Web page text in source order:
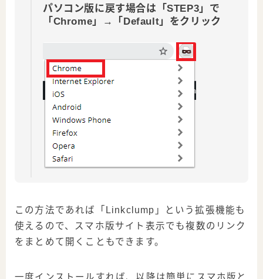
パソコン版に戻す場合は「STEP3」で
「Chrome」→「Default」をクリック
この方法であれば「Linkclump」という拡張機能も
使えるので、スマホ版サイト表示でも複数のリンク
をまとめて開くこともできます。
一度インストールすれば、以降は簡単にスマホ版と